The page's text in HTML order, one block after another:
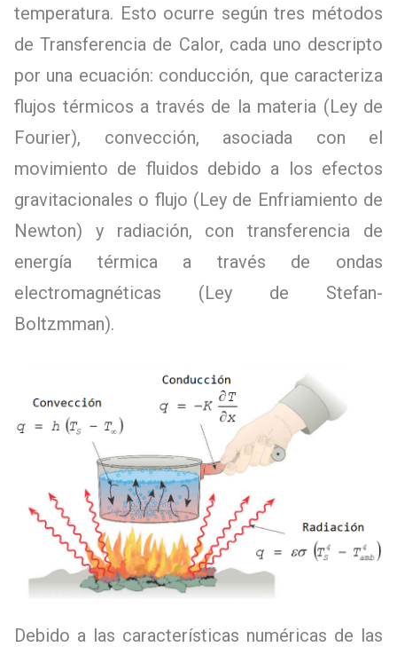
temperatura. Esto ocurre según tres métodos
de Transferencia de Calor, cada uno descripto
por una ecuación: conducción, que caracteriza
flujos térmicos a través de la materia (Ley de
Fourier), convección, asociada con el
movimiento de fluidos debido a los efectos
gravitacionales o flujo (Ley de Enfriamiento de
Newton) y radiación, con transferencia de
energía térmica a través de ondas
electromagnéticas (Ley de Stefan-
Boltzmman).
Debido a las características numéricas de las